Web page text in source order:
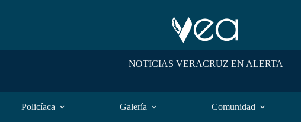
NOTICIAS VERACRUZ EN ALERTA
Policíaca Galería Comunidad